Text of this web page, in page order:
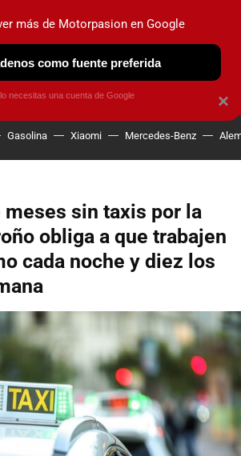
ELÉCTRICOS OBSERVATORIO
Gasolina Xiaomi Mercedes-Benz
meses sin taxis por la
obliga a que trabajen
cada noche y diez los
×
más de Motorpasion en Google
como fuente preferida
necesitas una cuenta de Google